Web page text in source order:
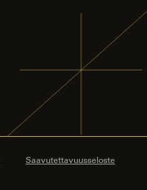
Saavutettavuusseloste